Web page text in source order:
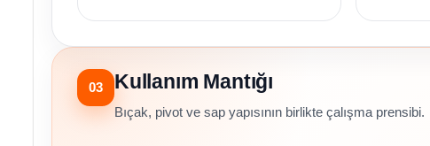
03 Kullanım Mantığı
Bıçak, pivot ve sap yapısının birlikte çalışma prensibi.